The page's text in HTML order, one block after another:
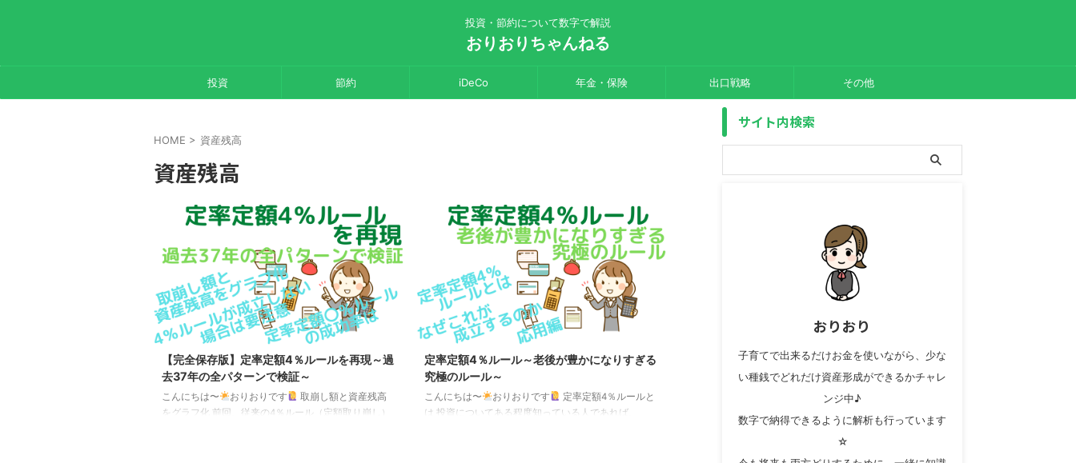
投資・節約について数字で解説
おりおりちゃんねる
投資 節約 iDeCo 年金・保険 出口戦略 その他
HOME > 資産残高
資産残高
【完全保存版】定率定額4％ルールを再現～過
去37年の全パターンで検証～
こんにちは〜 おりおりです
取崩し額と資産残高
をグラフ化 前回、従来の4％ルール（定額取り崩し）
定率定額4％ルール～老後が豊かになりすぎる
究極のルール～
こんにちは〜 おりおりです
定率定額4％ルールと
は 投資についてある程度知っている人であれば、
サイト内検索
おりおり
子育てで出来るだけお金を使いながら、少な
い種銭でどれだけ資産形成ができるかチャレ
ンジ中♪
数字で納得できるように解析も行っています
☆